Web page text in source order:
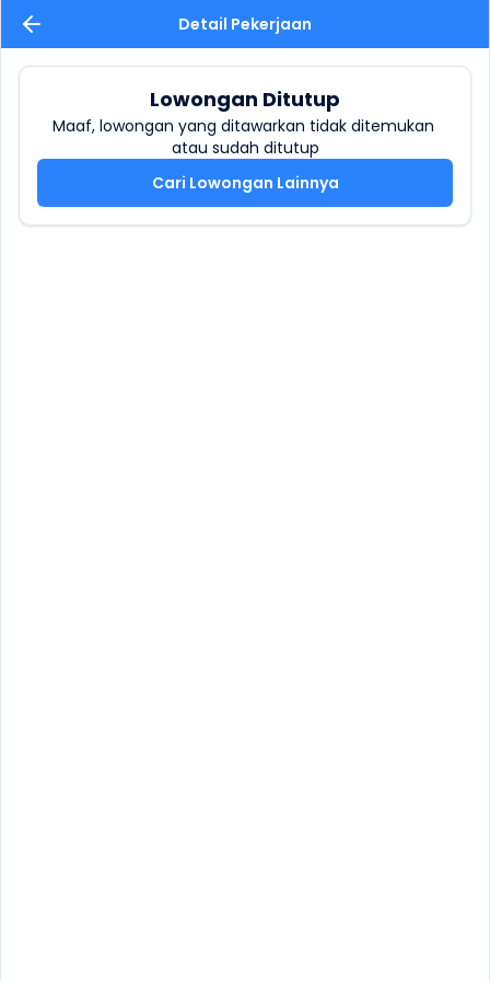
Detail Pekerjaan
Lowongan Ditutup
Maaf, lowongan yang ditawarkan tidak ditemukan
atau sudah ditutup
Cari Lowongan Lainnya